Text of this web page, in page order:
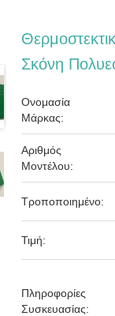
Σκόνη
Ονομασία
Μάρκας:
Αριθμός
Μοντέλου:
Τροποποιημένο:
Τιμή:
Πληροφορίες
Συσκευασίας: